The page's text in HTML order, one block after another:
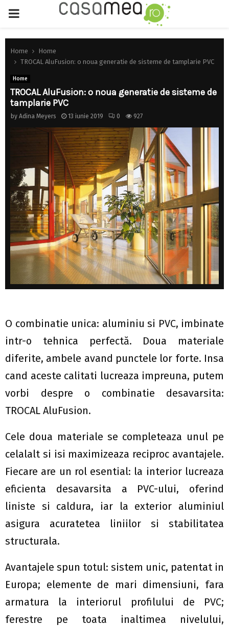
PRIMARY
MENU
Home
Home
TROCAL AluFusion: o noua generatie de sisteme de tamplarie PVC
Home
TROCAL AluFusion: o noua generatie de sisteme de
tamplarie PVC
by Adina Meyers 13 iunie 2019 0 927
O combinatie unica: aluminiu si PVC, imbinate
intr-o tehnica perfectă. Doua materiale
diferite, ambele avand punctele lor forte. Insa
cand aceste calitati lucreaza impreuna, putem
vorbi despre o combinatie desavarsita:
TROCAL AluFusion.
Cele doua materiale se completeaza unul pe
celalalt si isi maximizeaza reciproc avantajele.
Fiecare are un rol esential: la interior lucreaza
eficienta desavarsita a PVC-ului, oferind
liniste si caldura, iar la exterior aluminiul
asigura acuratetea liniilor si stabilitatea
structurala.
Avantajele spun totul: sistem unic, patentat in
Europa; elemente de mari dimensiuni, fara
armatura la interiorul profilului de PVC;
ferestre pe toata inaltimea nivelului,